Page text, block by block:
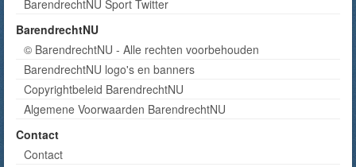
BarendrechtNU Sport Twitter
BarendrechtNU
© BarendrechtNU - Alle rechten voorbehouden
BarendrechtNU logo's en banners
Copyrightbeleid BarendrechtNU
Algemene Voorwaarden BarendrechtNU
Contact
Contact